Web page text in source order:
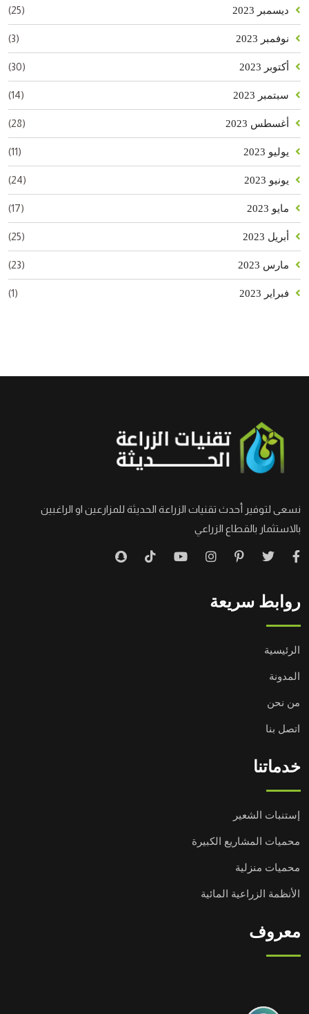
ديسمبر 2023 (25)
نوفمبر 2023 (3)
أكتوبر 2023 (30)
سبتمبر 2023 (14)
أغسطس 2023 (28)
يوليو 2023 (11)
يونيو 2023 (24)
مايو 2023 (17)
أبريل 2023 (25)
مارس 2023 (23)
فبراير 2023 (1)
نسعى لتوفير أحدث تقنيات الزراعة الحديثة للمزارعين او الراغبين
بالاستثمار بالقطاع الزراعي
روابط سريعة
الرئيسية
المدونة
من نحن
اتصل بنا
خدماتنا
إستنبات الشعير
محميات المشاريع الكبيرة
محميات منزلية
الأنظمة الزراعية المائية
معروف